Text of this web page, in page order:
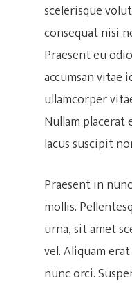
scelerisque
consequat nisi
Praesent eu
accumsan vitae
ullamcorper
Nullam placerat
lacus suscipit
Praesent in
mollis.
urna, sit amet
vel. Aliquam
nunc orci.